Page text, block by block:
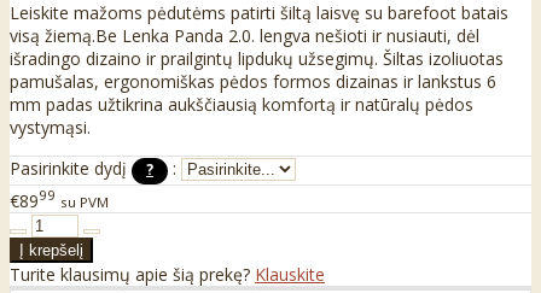
Leiskite mažoms pėdutėms patirti šiltą laisvę su barefoot batais
visą žiemą.Be Lenka Panda 2.0. lengva nešioti ir nusiauti, dėl
išradingo dizaino ir prailgintų lipdukų užsegimų. Šiltas izoliuotas
pamušalas, ergonomiškas pėdos formos dizainas ir lankstus 6
mm padas užtikrina aukščiausią komfortą ir natūralų pėdos
vystymąsi.
Pasirinkite dydį
?
:
€8999 su PVM
Turite klausimų apie šią prekę? Klauskite